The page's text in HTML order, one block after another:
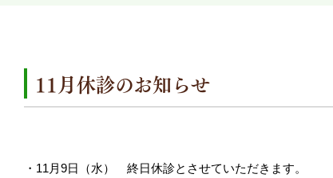
11月休診のお知らせ
・11月9日（水） 終日休診とさせていただきます。